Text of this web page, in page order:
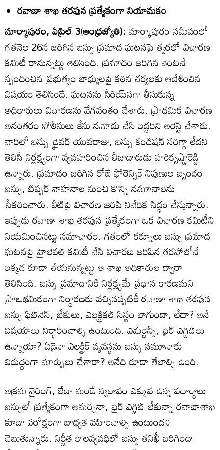
రవాణా శాఖ తరఫున ప్రత్యేకంగా నియామకం
మార్కాపురం, ఏప్రిల్‌ 3(ఆంధ్రజ్యోతి):మార్కాపురం సమీపంలో
గతనెల 26న జరిగిన బస్సు ప్రమాద ఘటనపై త్వరలో విచారణ
కమిటీ రానున్నట్టు తెలిసింది. ప్రమాదం జరిగిన వెంటనే
స్పందించిన ప్రభుత్వం బాధ్యులపై కఠిన చర్యలకు ఆదేశించిన
విషయం తెలిసిందే. ఘటనను సీరియ్‌సగా తీసుకున్న
అధికారులు విచారణను వేగవంతం చేశారు. ప్రాథమిక విచారణ
అనంతరం పోలీసులు కేసు నమోదు చేసి ఇద్దరిని అరెస్ట్‌ చేశారు.
వారిలో బస్సు డ్రైవర్‌ యువరాజు, బస్సు కండిషన్‌ సరిగ్గా లేదని
తెలిసీ నిర్లక్ష్యంగా వ్యవహరించిన లీజుదారుడు హరికృష్ణారెడ్డి
ఉన్నారు. ప్రమాదం జరిగిన రోజే ఫోరెన్సిక్‌ నిపుణుల బృందం
బస్సు, టిప్పర్‌ వాహనాల నుంచి కొన్ని నమూనాలను
సేకరించారు. వీటిపై విచారణ జరిపి నివేదిక సిద్ధం చేస్తున్నారు.
ఇప్పుడు రవాణా శాఖ తరఫున ప్రత్యేకంగా ఒక విచారణ కమిటీని
నియమించినట్టు సమాచారం. గతంలో కర్నూలు బస్సు ప్రమాద
ఘటనపై హైలెవల్‌ కమిటీ వేసి విచారణ జరిపిన తరహాలోనే
ఇక్కడ కూడా చేయనున్నట్టు ఆ శాఖ అధికారుల ద్వారా
తెలిసింది. బస్సు ప్రమాదానికి నిర్లక్ష్యమే ప్రధాన కారణమని
ప్రాఽథమికంగా నిర్ధారణకు వచ్చినప్పటికీ రవాణా శాఖ తరఫున
బస్సు ఫిట్‌నెస్‌, బ్రేకులు, ఎలక్ట్రికల్‌ సిస్టం బాగుందా, లేదా? అనే
విషయాలు నిర్ధారించాల్సి ఉంటుంది. ఎమర్జెన్సీ, ఫైర్‌ ఎగ్జిట్‌లు
ఉన్నాయా? ఏదైనా ఎలక్ట్రిక్‌ వ్యవస్థను బస్సు నమూనాకు
విరుద్ధంగా మార్పులు చేశారా? అనేది కూడా తేలాల్సి ఉంది.
అక్రమ వైరింగ్‌, లేదా మండే స్వభావం ఎక్కువ ఉన్న పదార్థాలు
బస్సులో ప్రత్యేకంగా అమర్చినా, ఫైర్‌ ఎగ్జిట్‌ లేకున్నా రవాణాశాఖ
కూడా పరోక్షంగా బాధ్యత వహించాల్సి ఉంటుందని
చెబుతున్నారు. నిర్ణీత కాలవ్యవధిలో బస్సు తనిఖీ జరిగిందా